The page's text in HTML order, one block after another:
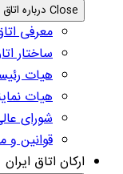
Close درباره اتاق ایران
معرفی
ساختار
هیات
هیات
شورای
قوانین و
ارکان اتاق ایران